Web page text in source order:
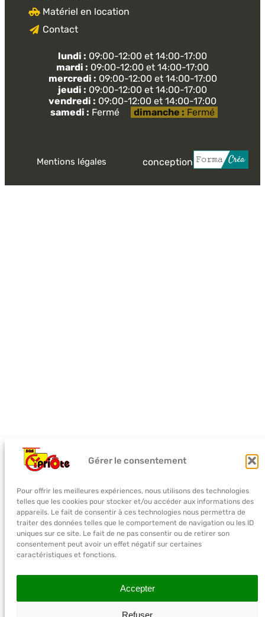
Gérer le consentement
Pour offrir les meilleures expériences, nous utilisons des technologies
telles que les cookies pour stocker et/ou accéder aux informations des
appareils. Le fait de consentir à ces technologies nous permettra de
traiter des données telles que le comportement de navigation ou les ID
uniques sur ce site. Le fait de ne pas consentir ou de retirer son
consentement peut avoir un effet négatif sur certaines
caractéristiques et fonctions.
Accepter
Refuser
Matériel en location
Contact
lundi : 09:00-12:00 et 14:00-17:00
mardi : 09:00-12:00 et 14:00-17:00
mercredi : 09:00-12:00 et 14:00-17:00
jeudi : 09:00-12:00 et 14:00-17:00
vendredi : 09:00-12:00 et 14:00-17:00
samedi : Fermé dimanche : Fermé
Mentions légales conception